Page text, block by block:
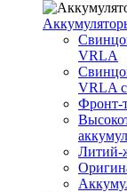
VRLA
VRLA
Фронт-
Литий-